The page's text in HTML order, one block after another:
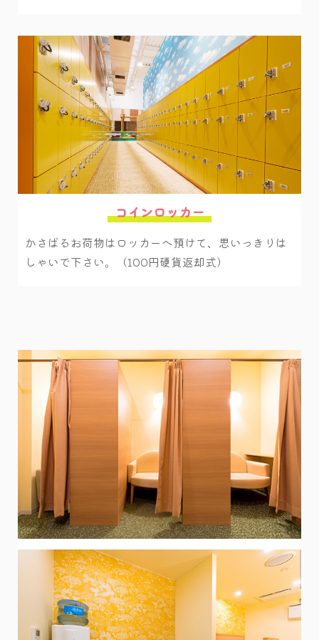
コインロッカー
かさばるお荷物はロッカーへ預けて、思いっきりは
しゃいで下さい。（100円硬貨返却式）